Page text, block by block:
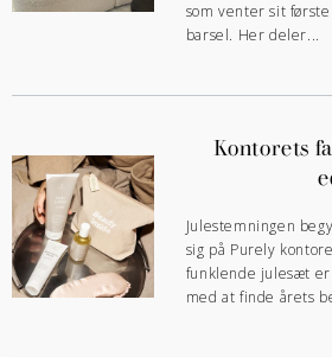
som venter sit
barsel. Her deler...
Kontorets
Julestemningen
sig på Purely
funklende julesæt
med at finde årets